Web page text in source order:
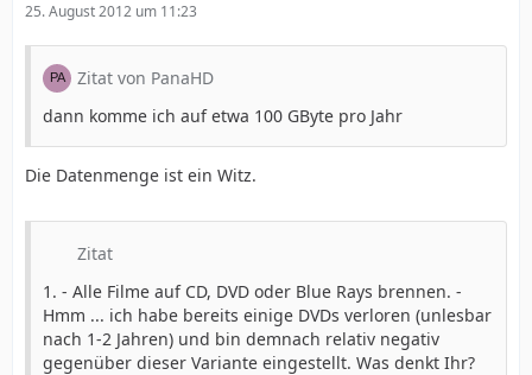
25. August 2012 um 11:23
Zitat von PanaHD
dann komme ich auf etwa 100 GByte pro Jahr
Die Datenmenge ist ein Witz.
Zitat
1. - Alle Filme auf CD, DVD oder Blue Rays brennen. -
Hmm ... ich habe bereits einige DVDs verloren (unlesbar
nach 1-2 Jahren) und bin demnach relativ negativ
gegenüber dieser Variante eingestellt. Was denkt Ihr?